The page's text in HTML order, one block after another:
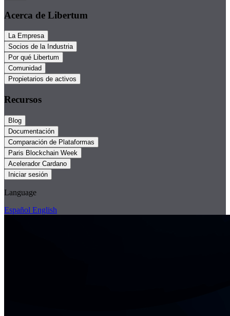
Acerca de Libertum
La Empresa
Socios de la Industria
Por qué Libertum
Comunidad
Propietarios de activos
Recursos
Blog
Documentación
Comparación de Plataformas
Paris Blockchain Week
Acelerador Cardano
Iniciar sesión
Language
Español English